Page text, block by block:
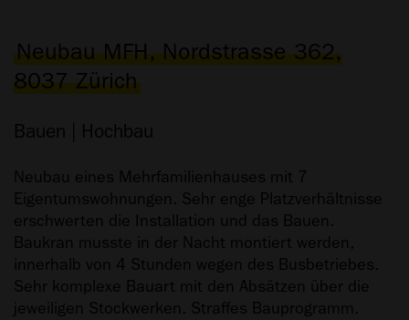
Neubau MFH, Nordstrasse 362,
8037 Zürich
Bauen | Hochbau
Neubau eines Mehrfamilienhauses mit 7
Eigentumswohnungen. Sehr enge Platzverhältnisse
erschwerten die Installation und das Bauen.
Baukran musste in der Nacht montiert werden,
innerhalb von 4 Stunden wegen des Busbetriebes.
Sehr komplexe Bauart mit den Absätzen über die
jeweiligen Stockwerken. Straffes Bauprogramm.